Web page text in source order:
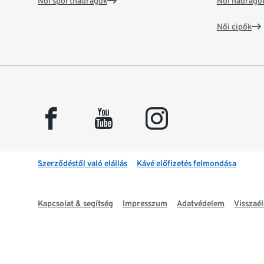
Női cipők
facebook youtube instagram
Szerződéstől való elállás Kávé előfizetés felmondása
Kapcsolat & segítség Impresszum Adatvédelem